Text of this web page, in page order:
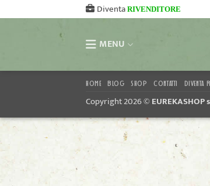
ai
Diventa RIVENDITORE
MENU
HOME BLOG SHOP CONTATTI DIVENTA
Copyright 2026 © EUREKASHOP